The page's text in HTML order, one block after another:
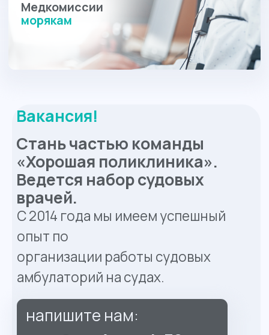
врачей.
Выплаты: 2 раза в месяц
Опыт работы: 1–3 года
Вахта
Оформление:Трудовой договор
Рабочие часы: 24
Условия:
• рейсы от 2 до 4 месяцев.
• официальная зарплата
• оплачиваемый отпуск
С 2014 года мы имеем успешный
организации работы судовых
амбулаторий на судах.
osm@medosmotr39.ru